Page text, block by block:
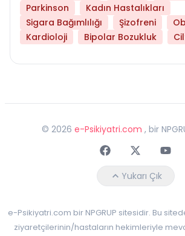
Parkinson
Kadın Hastalıkları
Sigara Bağımlılığı
Şizofreni
Kardioloji
Bipolar Bozukluk
© 2026 e-Psikiyatri.com , bir
FaceebokTwitter
Yukarı Çık
e-Psikiyatri.com bir NPGRUP sitesidir. Bu
ziyaretçilerinin/hastaların hekimleriyle